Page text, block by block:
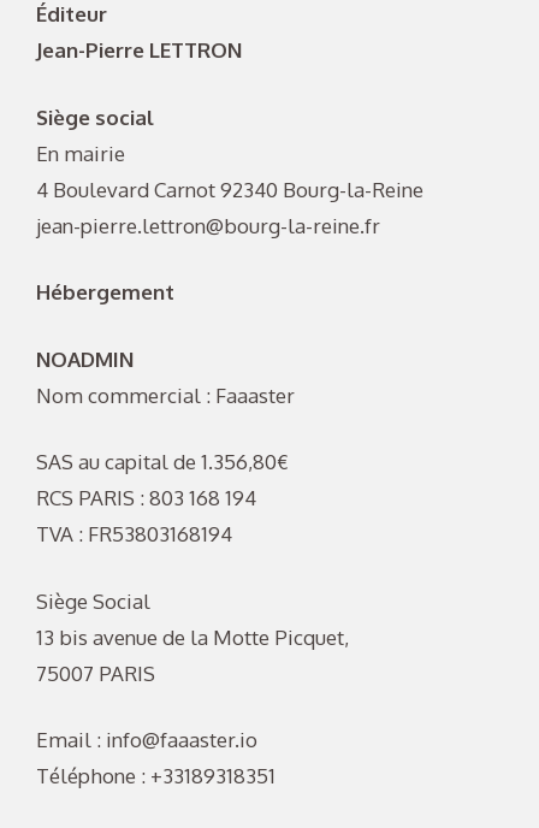
Éditeur
Jean-Pierre LETTRON
Siège social
En mairie
4 Boulevard Carnot 92340 Bourg-la-Reine
jean-pierre.lettron@bourg-la-reine.fr
Hébergement
NOADMIN
Nom commercial : Faaaster
SAS au capital de 1.356,80€
RCS PARIS : 803 168 194
TVA : FR53803168194
Siège Social
13 bis avenue de la Motte Picquet,
75007 PARIS
Email : info@faaaster.io
Téléphone : +33189318351